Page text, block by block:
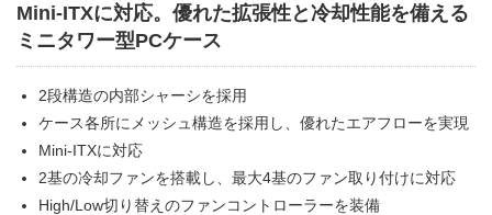
Mini-ITXに対応。優れた拡張性と冷却性能を備える
ミニタワー型PCケース
2段構造の内部シャーシを採用
ケース各所にメッシュ構造を採用し、優れたエアフローを実現
Mini-ITXに対応
2基の冷却ファンを搭載し、最大4基のファン取り付けに対応
High/Low切り替えのファンコントローラーを装備